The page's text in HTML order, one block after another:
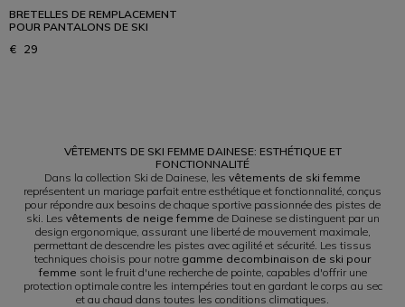
BRETELLES DE REMPLACEMENT
POUR PANTALONS DE SKI
€ 29
VÊTEMENTS DE SKI FEMME DAINESE: ESTHÉTIQUE ET
FONCTIONNALITÉ
Dans la collection Ski de Dainese, les vêtements de ski femme
représentent un mariage parfait entre esthétique et fonctionnalité, conçus
pour répondre aux besoins de chaque sportive passionnée des pistes de
ski. Les vêtements de neige femme de Dainese se distinguent par un
design ergonomique, assurant une liberté de mouvement maximale,
permettant de descendre les pistes avec agilité et sécurité. Les tissus
techniques choisis pour notre gamme decombinaison de ski pour
femme sont le fruit d'une recherche de pointe, capables d'offrir une
protection optimale contre les intempéries tout en gardant le corps au sec
et au chaud dans toutes les conditions climatiques.